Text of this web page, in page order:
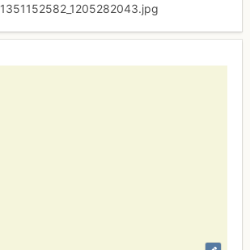
1351152582_1205282043.jpg